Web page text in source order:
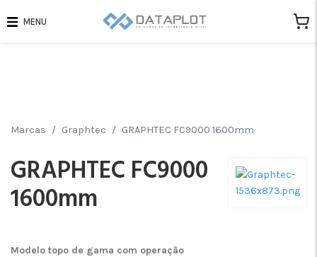
MENU
Marcas Graphtec GRAPHTEC FC9000 1600mm
GRAPHTEC FC9000
1600mm
Modelo topo de gama com operação